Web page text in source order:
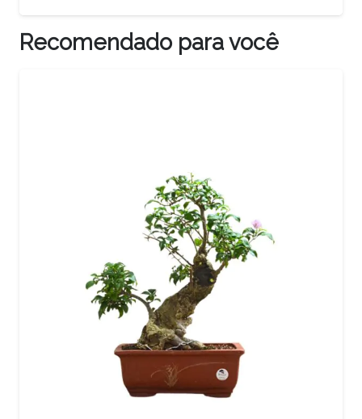
preço
original
preço
atual
Recomendado para você